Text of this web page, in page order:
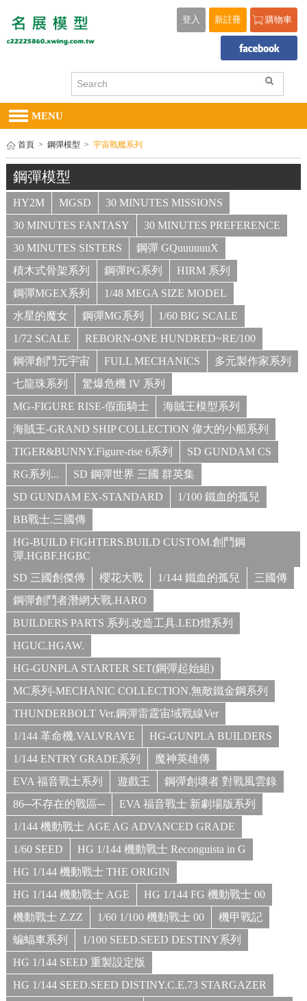
購物車
新註冊
登入
MENU
首頁 > 鋼彈模型 > 宇宙戰艦系列
鋼彈模型
HY2M MGSD
30 MINUTES MISSIONS
30 MINUTES FANTASY
30 MINUTES PREFERENCE
30 MINUTES SISTERS
鋼彈 GQuuuuuuX
積木式骨架系列
鋼彈PG系列
HIRM 系列
鋼彈MGEX系列
1/48 MEGA SIZE MODEL
水星的魔女
鋼彈MG系列
1/60 BIG SCALE
1/72 SCALE
REBORN-ONE HUNDRED~RE/100
鋼彈創鬥元宇宙
FULL MECHANICS
多元製作家系列
七龍珠系列
驚爆危機 IV 系列
MG-FIGURE RISE-假面騎士
海賊王模型系列
海賊王-GRAND SHIP COLLECTION 偉大的小船系列
TIGER&BUNNY.Figure-rise 6系列
SD GUNDAM CS
RG系列...
SD 鋼彈世界 三國 群英集
SD GUNDAM EX-STANDARD
1/100 鐵血的孤兒
BB戰士.三國傳
HG-BUILD FIGHTERS.BUILD CUSTOM.創鬥鋼
彈.HGBF.HGBC
SD 三國創傑傳
櫻花大戰 1/144 鐵血的孤兒
三國傳
鋼彈創鬥者潛網大戰.HARO
BUILDERS PARTS 系列.改造工具.LED燈系列
HGUC.HGAW.
HG-GUNPLA STARTER SET(鋼彈起始組)
MC系列-MECHANIC COLLECTION.無敵鐵金鋼系列
THUNDERBOLT Ver.鋼彈雷霆宙域戰線Ver
1/144 革命機.VALVRAVE
HG-GUNPLA BUILDERS
1/144 ENTRY GRADE系列
魔神英雄傳
EVA 福音戰士系列
遊戲王
鋼彈創壞者 對戰風雲錄
86─不存在的戰區─
EVA 福音戰士 新劇場版系列
1/144 機動戰士 AGE AG ADVANCED GRADE
1/60 SEED
HG 1/144 機動戰士 Reconguista in G
HG 1/144 機動戰士 THE ORIGIN
HG 1/144 機動戰士 AGE
HG 1/144 FG 機動戰士 00
機動戰士 Z.ZZ
1/60 1/100 機動戰士 00
機甲戰記
蝙蝠車系列
1/100 SEED.SEED DESTINY系列
HG 1/144 SEED 重製設定版
HG 1/144 SEED.SEED DISTINY.C.E.73 STARGAZER